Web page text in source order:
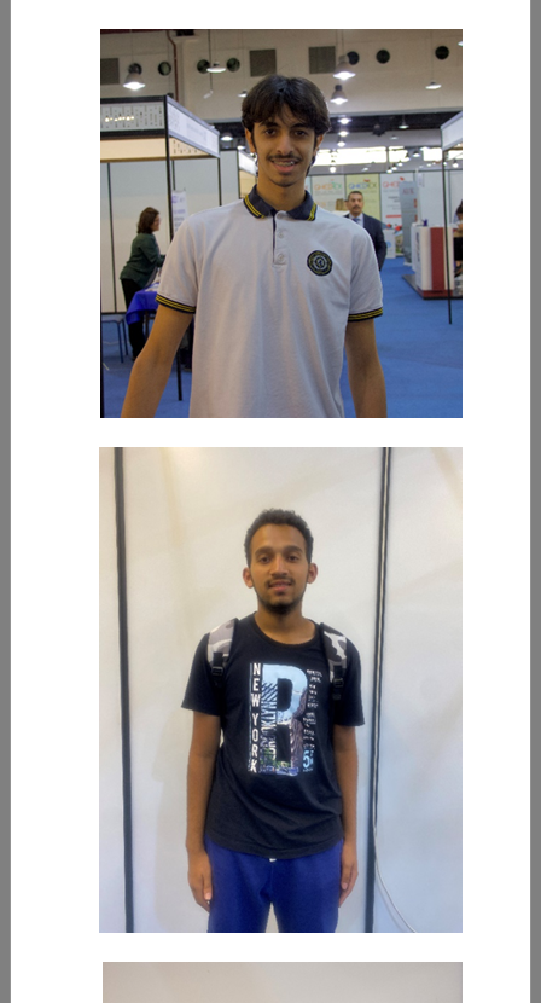
الفرع الجديد لكلية التربية الأساسية
كمؤسسة تعليمية على تسخير كافة الإمكانيات لتهيئة البيئة المناسبة